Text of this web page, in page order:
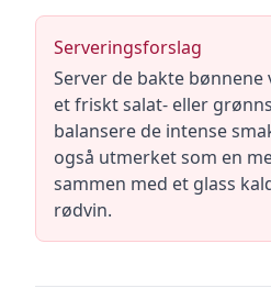
Serveringsforslag
Server de bakte bønnene
et friskt salat- eller
balansere de intense
også utmerket som en
sammen med et glass
rødvin.